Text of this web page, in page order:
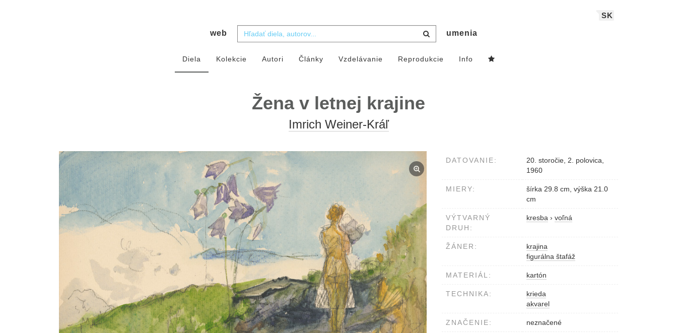
SK
web umenia
Diela Kolekcie Autori Články Vzdelávanie Reprodukcie Info
Žena v letnej krajine
Imrich Weiner-Kráľ
DATOVANIE:
20. storočie, 2. polovica,
1960
MIERY:
šírka 29.8 cm, výška 21.0
cm
VÝTVARNÝ
DRUH:
kresba › voľná
ŽÁNER:
krajina
figurálna štafáž
MATERIÁL: kartón
TECHNIKA:
krieda
akvarel
ZNAČENIE: neznačené